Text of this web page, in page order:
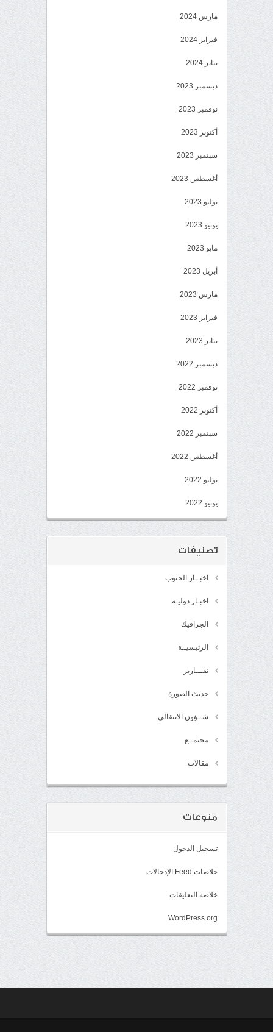
مارس 2024
فبراير 2024
يناير 2024
ديسمبر 2023
نوفمبر 2023
أكتوبر 2023
سبتمبر 2023
أغسطس 2023
يوليو 2023
يونيو 2023
مايو 2023
أبريل 2023
مارس 2023
فبراير 2023
يناير 2023
ديسمبر 2022
نوفمبر 2022
أكتوبر 2022
سبتمبر 2022
أغسطس 2022
يوليو 2022
يونيو 2022
تصنيفات
اخبــار الجنوب
اخبـار دوليـة
الجرافيك
الرئيسيــة
تقـــارير
حديث الصورة
شــؤون الانتقالي
مجتمــع
مقالات
منوعات
تسجيل الدخول
خلاصات Feed الإدخالات
خلاصة التعليقات
WordPress.org